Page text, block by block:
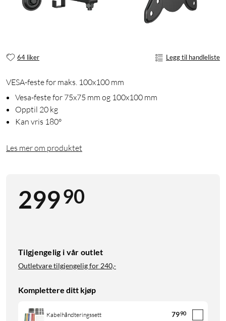
64 liker Legg til handleliste
VESA-feste for maks. 100x100 mm
Vesa-feste for 75x75 mm og 100x100 mm
Opptil 20 kg
Kan vris 180°
Les mer om produktet
29990
Tilgjengelig i vår outlet
Outletvare tilgjengelig for 240,-
Komplettere ditt kjøp
Kabelhåndteringssett 7990